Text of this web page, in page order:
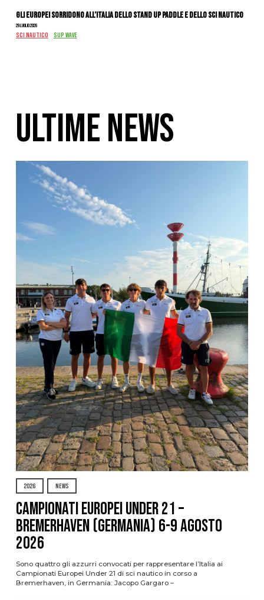
Gli Europei sorridono all’Italia dello stand up paddle e dello sci nautico
29 Luglio 2026
SCI NAUTICO SUP WAVE
ULTIME NEWS
2026 NEWS
Campionati Europei Under 21 –
Bremerhaven (Germania) 6-9 agosto
2026
Sono quattro gli azzurri convocati per rappresentare l’Italia ai
Campionati Europei Under 21 di sci nautico in corso a
Bremerhaven, in Germania: Jacopo Gargaro –